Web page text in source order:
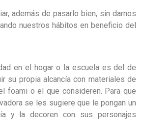
además de pasarlo bien, sin darnos
nuestros hábitos en beneficio del
en el hogar o la escuela es del de
su propia alcancía con materiales de
foami o el que consideren. Para que
se les sugiere que le pongan un
y la decoren con sus personajes